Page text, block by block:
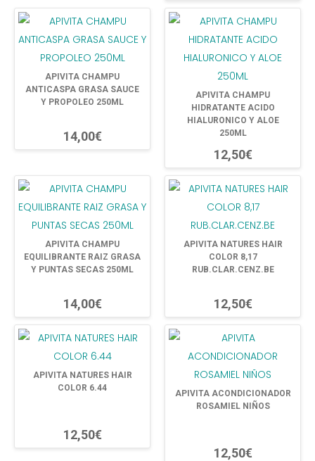
APIVITA CHAMPU
ANTICASPA GRASA SAUCE
Y PROPOLEO 250ML
14,00€
APIVITA CHAMPU
HIDRATANTE ACIDO
HIALURONICO Y ALOE
250ML
12,50€
APIVITA CHAMPU
EQUILIBRANTE RAIZ GRASA
Y PUNTAS SECAS 250ML
14,00€
APIVITA NATURES HAIR
COLOR 8,17
RUB.CLAR.CENZ.BE
12,50€
APIVITA NATURES HAIR
COLOR 6.44
12,50€
APIVITA ACONDICIONADOR
ROSAMIEL NIÑOS
12,50€